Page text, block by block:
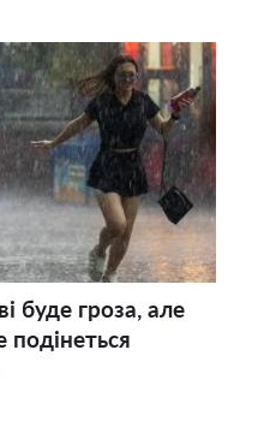
буде гроза, але
подінеться